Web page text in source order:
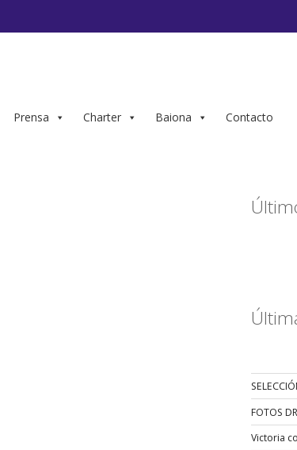
Prensa Charter Baiona Contacto
FOTOS
Victoria